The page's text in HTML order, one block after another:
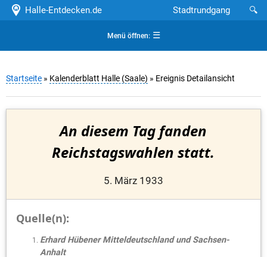
Halle-Entdecken.de 🔍
Stadtrundgang
Menü öffnen:☰
Startseite » Kalenderblatt Halle (Saale) » Ereignis Detailansicht
An diesem Tag fanden
Reichstagswahlen statt.
5. März 1933
Quelle(n):
Erhard Hübener Mitteldeutschland und Sachsen-
Anhalt